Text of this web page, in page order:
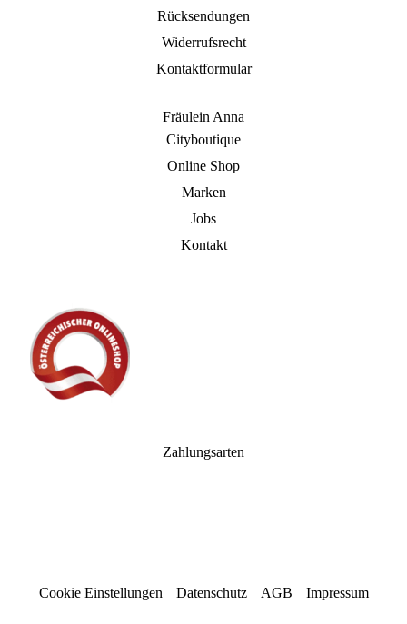
Rücksendungen
Widerrufsrecht
Kontaktformular
Fräulein Anna
Cityboutique
Online Shop
Marken
Jobs
Kontakt
Zahlungsarten
Cookie Einstellungen Datenschutz AGB Impressum